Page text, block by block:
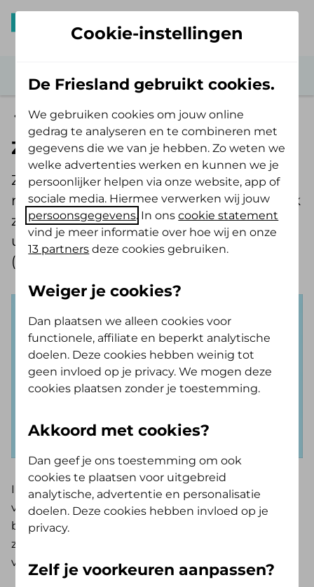
Onze organisatie
Zorgkantoor
Zorgkantoor Friesland is één van de
regionale zorgkantoren in Nederland. Elk
zorgkantoor is verantwoordelijk voor de
uitvoering van de Wet langdurige zorg
(Wlz).
In de regio Friesland voert Zorgkantoor Friesland
voor alle Wlz-verzekerden de Wlz uit. Het gaat dan
bijvoorbeeld om zorg in een verpleeghuis of om
zorg in een instelling voor mensen met een
verstandelijke beperking.
Cookie-instellingen
De Friesland gebruikt cookies.
We gebruiken cookies om jouw online
gedrag te analyseren en te combineren met
gegevens die we van je hebben. Zo weten we
welke advertenties werken en kunnen we je
persoonlijker helpen via onze website, app of
sociale media. Hiermee verwerken wij jouw
persoonsgegevens. In onscookie statement
vind je meer informatie over hoe wij en onze
13 partners deze cookies gebruiken.
Weiger je cookies?
Dan plaatsen we alleen cookies voor
functionele, affiliate en beperkt analytische
doelen. Deze cookies hebben weinig tot
geen invloed op je privacy. We mogen deze
cookies plaatsen zonder je toestemming.
Akkoord met cookies?
Dan geef je ons toestemming om ook
cookies te plaatsen voor uitgebreid
analytische, advertentie en personalisatie
doelen. Deze cookies hebben invloed op je
privacy.
Zelf je voorkeuren aanpassen?